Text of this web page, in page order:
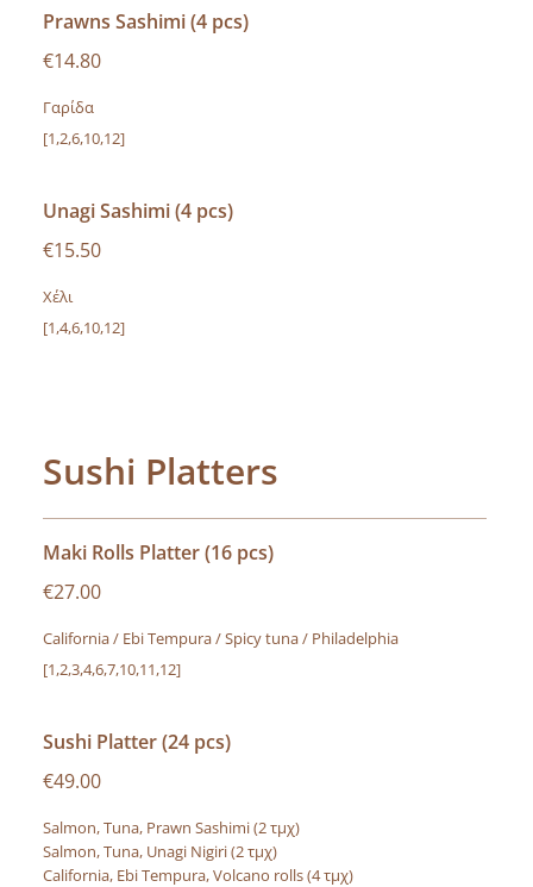
Prawns Sashimi (4 pcs)
€14.80
Γαρίδα
[1,2,6,10,12]
Unagi Sashimi (4 pcs)
€15.50
Χέλι
[1,4,6,10,12]
Sushi Platters
Maki Rolls Platter (16 pcs)
€27.00
California / Ebi Tempura / Spicy tuna / Philadelphia
[1,2,3,4,6,7,10,11,12]
Sushi Platter (24 pcs)
€49.00
Salmon, Tuna, Prawn Sashimi (2 τμχ)
Salmon, Tuna, Unagi Nigiri (2 τμχ)
California, Ebi Tempura, Volcano rolls (4 τμχ)